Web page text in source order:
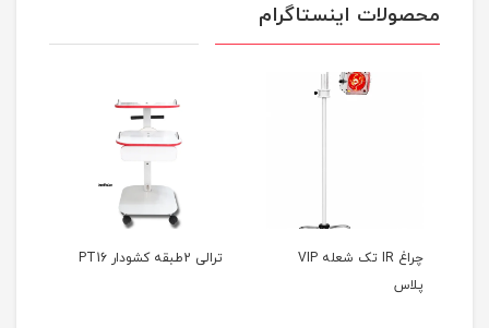
محصولات اینستاگرام
چراغ IR تک شعله VIP
پلاس
ترالی 2طبقه کشودار PT16